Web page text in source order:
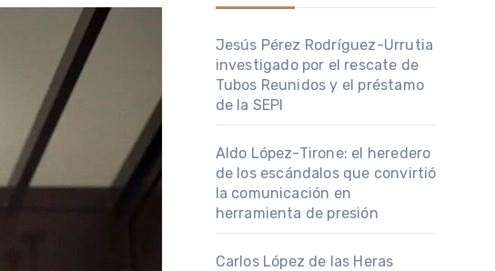
Jesús Pérez Rodríguez-Urrutia
investigado por el rescate de
Tubos Reunidos y el préstamo
de la SEPI
Aldo López-Tirone: el heredero
de los escándalos que convirtió
la comunicación en
herramienta de presión
Carlos López de las Heras